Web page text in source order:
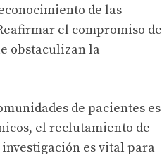
de las
el compromiso de
obstaculizan la
de pacientes es
el reclutamiento de
es vital para